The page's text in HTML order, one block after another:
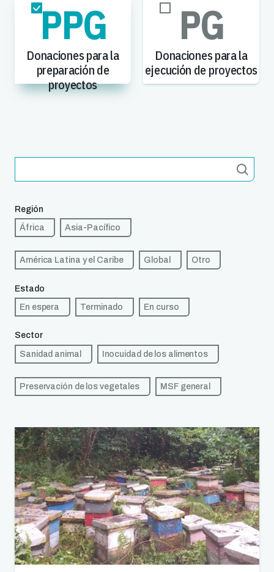
PPG
Donaciones para la
preparación de
proyectos
PG
Donaciones para la
ejecución de proyectos
Región
África Asia-Pacífico
América Latina y el Caribe Global Otro
Estado
En espera Terminado En curso
Sector
Sanidad animal Inocuidad de los alimentos
Preservación de los vegetales MSF general